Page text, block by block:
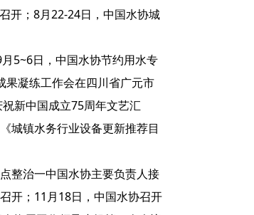
开；8月22-24日，中国水协城
5~6日，中国水协节约用水专
果凝练工作会在四川省广元市
新中国成立75周年文艺汇
城镇水务行业设备更新推荐目
整治一中国水协主要负责人接
开；11月18日，中国水协召开